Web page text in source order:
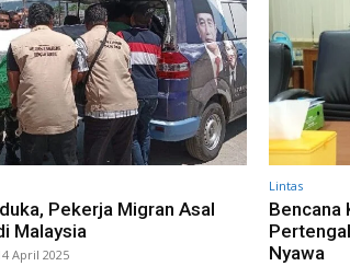
Pekerja Migran Asal
Malaysia
April 2025
Lintas
Bencana
Nyawa